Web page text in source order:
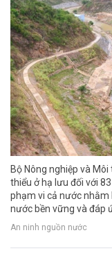
Bộ Nông nghiệp và
thiểu ở hạ lưu đối với
phạm vi cả nước
nước bền vững và đáp
An ninh nguồn nước